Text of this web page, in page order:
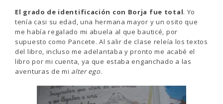
El grado de identificación con Borja fue total. Yo
tenía casi su edad, una hermana mayor y un osito que
me había regalado mi abuela al que bauticé, por
supuesto como Pancete. Al salir de clase releía los textos
del libro, incluso me adelantaba y pronto me acabé el
libro por mi cuenta, ya que estaba enganchado a las
aventuras de mi alter ego.